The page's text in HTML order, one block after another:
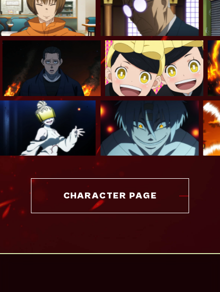
CHARACTER PAGE